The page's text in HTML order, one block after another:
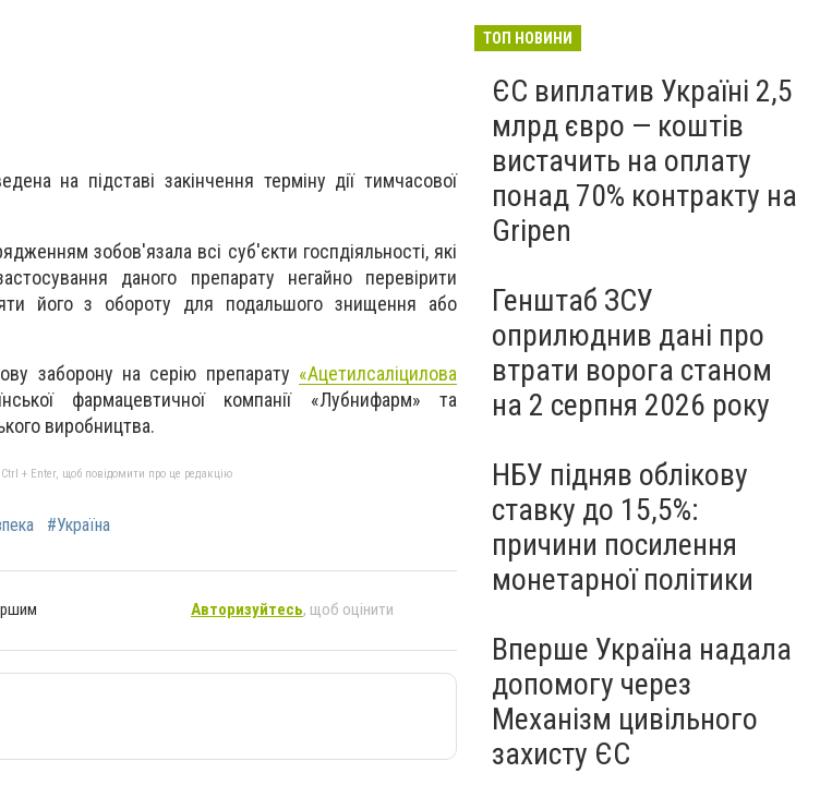
на підставі закінчення терміну дії тимчасової
зобов'язала всі суб'єкти госпдіяльності, які
даного препарату негайно перевірити
його з обороту для подальшого знищення або
заборону на серію препарату «Ацетилсаліцилова
фармацевтичної компанії «Лубнифарм» та
виробництва.
+ Enter, щоб повідомити про це редакцію
#Україна
Авторизуйтесь, щоб оцінити
ТОП НОВИНИ
ЄС виплатив Україні 2,5
млрд євро — коштів
вистачить на оплату
понад 70% контракту на
Gripen
Генштаб ЗСУ
оприлюднив дані про
втрати ворога станом
на 2 серпня 2026 року
НБУ підняв облікову
ставку до 15,5%:
причини посилення
монетарної політики
Вперше Україна надала
допомогу через
Механізм цивільного
захисту ЄС